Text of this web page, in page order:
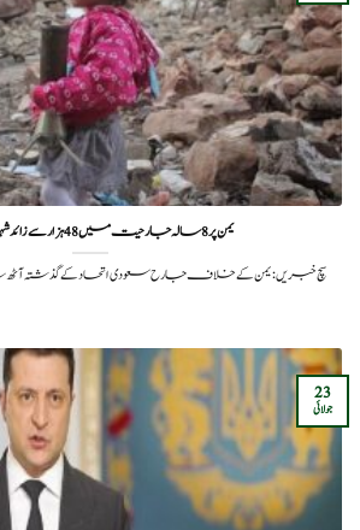
یمن پر 8 سالہ جارحیت میں 48 ہزار سے زائد شہید اور زخمی
سچ خبریں: یمن کے خلاف جارح سعودی اتحاد کے گذشتہ آٹھ
23
جولائی